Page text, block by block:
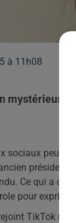
à 11h08
mystérieuse
sociaux peut
président
Ce qui a
pour
TikTok mi-